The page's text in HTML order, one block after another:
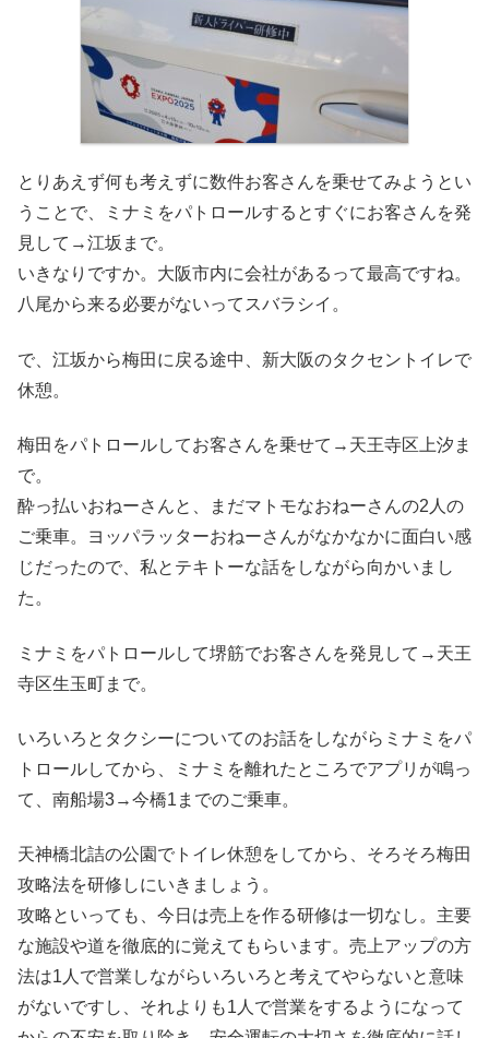
とりあえず何も考えずに数件お客さんを乗せてみようとい
うことで、ミナミをパトロールするとすぐにお客さんを発
見して→江坂まで。
いきなりですか。大阪市内に会社があるって最高ですね。
八尾から来る必要がないってスバラシイ。
で、江坂から梅田に戻る途中、新大阪のタクセントイレで
休憩。
梅田をパトロールしてお客さんを乗せて→天王寺区上汐ま
で。
酔っ払いおねーさんと、まだマトモなおねーさんの2人の
ご乗車。ヨッパラッターおねーさんがなかなかに面白い感
じだったので、私とテキトーな話をしながら向かいまし
た。
ミナミをパトロールして堺筋でお客さんを発見して→天王
寺区生玉町まで。
いろいろとタクシーについてのお話をしながらミナミをパ
トロールしてから、ミナミを離れたところでアプリが鳴っ
て、南船場3→今橋1までのご乗車。
天神橋北詰の公園でトイレ休憩をしてから、そろそろ梅田
攻略法を研修しにいきましょう。
攻略といっても、今日は売上を作る研修は一切なし。主要
な施設や道を徹底的に覚えてもらいます。売上アップの方
法は1人で営業しながらいろいろと考えてやらないと意味
がないですし、それよりも1人で営業をするようになって